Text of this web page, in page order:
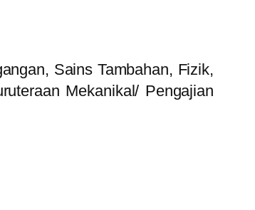
Sains Tambahan, Fizik,
Mekanikal/ Pengajian